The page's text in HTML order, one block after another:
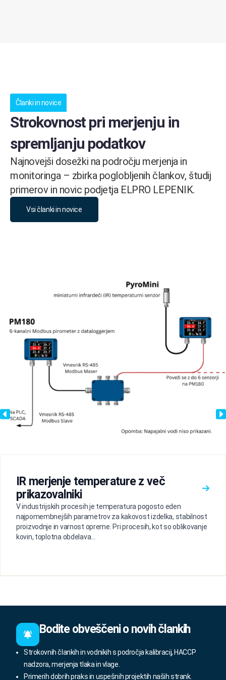
Članki in novice
Strokovnost pri merjenju in
spremljanju podatkov
Najnovejši dosežki na področju merjenja in
monitoringa – zbirka poglobljenih člankov, študij
primerov in novic podjetja ELPRO LEPENIK.
Vsi članki in novice
IR merjenje temperature z več
prikazovalniki
V industrijskih procesih je temperatura pogosto eden
najpomembnejših parametrov za kakovost izdelka, stabilnost
proizvodnje in varnost opreme. Pri procesih, kot so oblikovanje
kovin, toplotna obdelava...
Bodite obveščeni o novih člankih
Strokovnih člankih in vodnikih s področja kalibracij, HACCP
nadzora, merjenja tlaka in vlage.
Primerih dobrih praks in uspešnih projektih naših strank.